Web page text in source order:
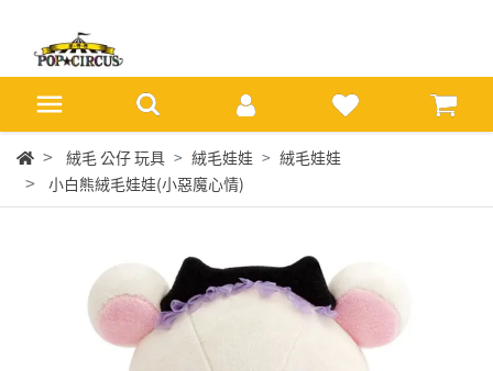
絨毛 公仔 玩具 絨毛娃娃
絨毛娃娃
小白熊絨毛娃娃(小惡魔心情)